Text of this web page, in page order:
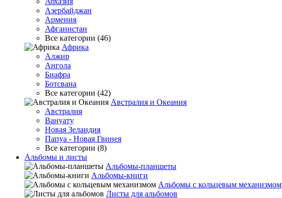
Азербайджан
Армения
Афганистан
Все категории (46)
Африка
Алжир
Ангола
Биафра
Ботсвана
Все категории (42)
Австралия и Океания
Австралия
Вануату
Новая Зеландия
Папуа - Новая Гвинея
Все категории (8)
Альбомы и листы
Альбомы-планшеты
Альбомы-книги
Альбомы с кольцевым механизмом
Листы для альбомов